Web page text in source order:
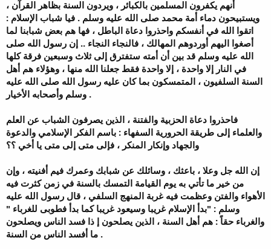
أنهم يكفرون المسلمين بالكبائر ، ويردون السنة بظاهر القرآن ،
ويستبيحون دماء أمة محمد صلى الله عليه وسلم . فيا شباب الإسلام :
اتقوا الله في أنفسكم واحذروا دعاة الباطل ، فها هم بعض شبابنا لما
أصغوا اليهم أوردوهم المهالك ، فالنجاء النجاء .. إن رسول الله صلى
الله عليه وسلم قد بين أن أمته ستفترق إلى ثلاث وسبعين فرقة كلها
في النار إلا واحدة ، إلا واحدة فقط جعلنا الله منها ، وهؤلاء هم أهل
السنة السلفيون ، المتمسكون بما كان عليه رسول الله صلى الله عليه
وسلم وأصحابه الأخيار .
فاحذروا دعاة الحزبية والفتنة ، الذين يصرفون الشباب عن العلم
والعلماء إلى طريقة الحرورية السفهاء : باسم الفكر الإسلامي والدعوة
والجهاد وإنكار المنكر ، فإلى متى إلى متى يا أخي ؟؟
إن الله جل وعلا ، باعثك ، وسائلك عن شبابك وعمرك فيم أفنيته ، وإن
من خير ما تأتي به يوم القيامة التمسك بالسنة في زمن كثرت فيه
الأهواء والفتن وعظمت فيه غربة المنهج السلفي ، قال رسول الله عليه
وسلم : "بدأ الإسلام غريبا وسيعود غريبا كما بدأ فطوبى للغرباء "
والغرباء حقاً : هم أهل السنة ، الذين يصلحون إ ذا فسد الناس ويصلحون
ما أفسد الناس من السنة .